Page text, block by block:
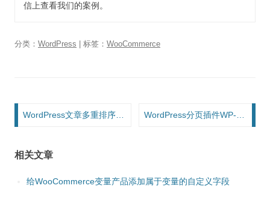
信上查看我们的案例。
分类： WordPress | 标签： WooCommerce
文章导航 WordPress文章多重排序的实现方法 WordPress分页插件WP-PageNavi和翻译插件WPML的兼容性问题
相关文章
给WooCommerce变量产品添加属于变量的自定义字段